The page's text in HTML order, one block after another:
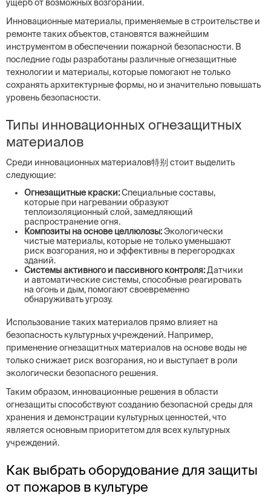
ущерб от возможных возгораний.
Инновационные материалы, применяемые в строительстве и
ремонте таких объектов, становятся важнейшим
инструментом в обеспечении пожарной безопасности. В
последние годы разработаны различные огнезащитные
технологии и материалы, которые помогают не только
сохранять архитектурные формы, но и значительно повышать
уровень безопасности.
Типы инновационных огнезащитных
материалов
Среди инновационных материалов特别 стоит выделить
следующие:
Огнезащитные краски:Специальные составы,
которые при нагревании образуют
теплоизоляционный слой, замедляющий
распространение огня.
Композиты на основе целлюлозы:Экологически
чистые материалы, которые не только уменьшают
риск возгорания, но и эффективны в перегородках
зданий.
Системы активного и пассивного контроля:Датчики
и автоматические системы, способные реагировать
на огонь и дым, помогают своевременно
обнаруживать угрозу.
Использование таких материалов прямо влияет на
безопасность культурных учреждений. Например,
применение огнезащитных материалов на основе воды не
только снижает риск возгорания, но и выступает в роли
экологически безопасного решения.
Таким образом, инновационные решения в области
огнезащиты способствуют созданию безопасной среды для
хранения и демонстрации культурных ценностей, что
является основным приоритетом для всех культурных
учреждений.
Как выбрать оборудование для защиты
от пожаров в культуре